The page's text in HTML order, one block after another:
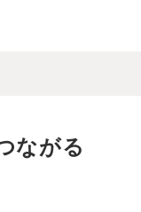
ながる